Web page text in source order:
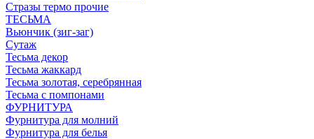
Стразы термо прочие
ТЕСЬМА
Вьюнчик (зиг-заг)
Сутаж
Тесьма декор
Тесьма жаккард
Тесьма золотая, серебрянная
Тесьма с помпонами
ФУРНИТУРА
Фурнитура для молний
Фурнитура для белья